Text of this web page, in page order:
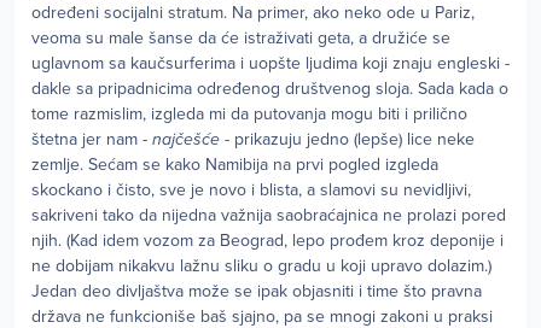
određeni socijalni stratum. Na primer, ako neko ode u Pariz,
veoma su male šanse da će istraživati geta, a družiće se
uglavnom sa kaučsurferima i uopšte ljudima koji znaju engleski -
dakle sa pripadnicima određenog društvenog sloja. Sada kada o
tome razmislim, izgleda mi da putovanja mogu biti i prilično
štetna jer nam - najčešće - prikazuju jedno (lepše) lice neke
zemlje. Sećam se kako Namibija na prvi pogled izgleda
skockano i čisto, sve je novo i blista, a slamovi su nevidljivi,
sakriveni tako da nijedna važnija saobraćajnica ne prolazi pored
njih. (Kad idem vozom za Beograd, lepo prođem kroz deponije i
ne dobijam nikakvu lažnu sliku o gradu u koji upravo dolazim.)
Jedan deo divljaštva može se ipak objasniti i time što pravna
država ne funkcioniše baš sjajno, pa se mnogi zakoni u praksi